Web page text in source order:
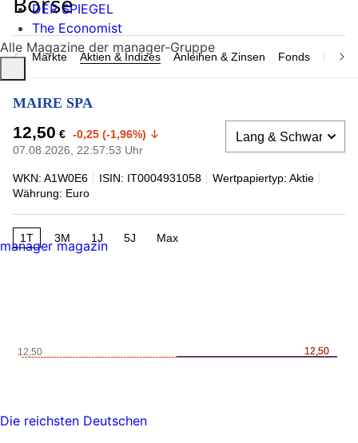
Märkte Aktien & Indizes Anleihen & Zinsen Fonds
MAIRE SPA
12,50 € -0,25 (-1,96%)
07.08.2026, 22:57:53 Uhr
WKN: A1W0E6 ISIN: IT0004931058
Wertpapiertyp: Aktie
Währung: Euro
1T 3M 1J 5J Max
12,50
12,50
12,50
DER SPIEGEL
The Economist
Alle Magazine der manager-Gruppe
manager magazin
Die reichsten Deutschen